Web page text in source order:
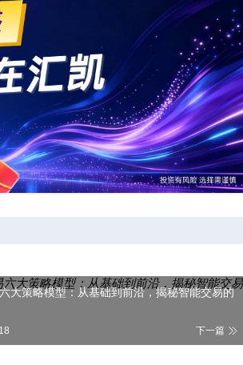
大策略模型：从基础到前沿，揭秘智能交易的
下一篇